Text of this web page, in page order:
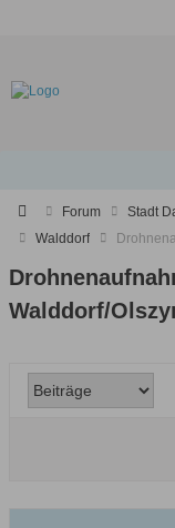
Forum
Stadt
Walddorf
Walddorf/